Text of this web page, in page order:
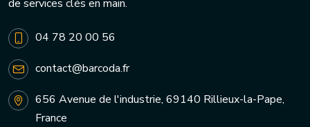
de services clés en main.
04 78 20 00 56
contact@barcoda.fr
656 Avenue de l'industrie, 69140 Rillieux-la-Pape,
France